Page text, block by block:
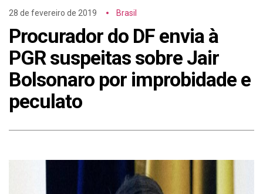
28 de fevereiro de 2019 Brasil
Procurador do DF envia à
PGR suspeitas sobre Jair
Bolsonaro por improbidade e
peculato